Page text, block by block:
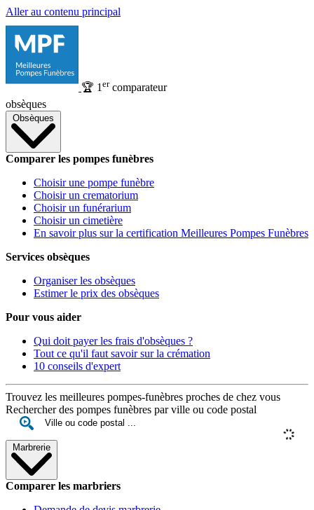
Aller au contenu principal
🏆 1 ercomparateur
obsèques
Obsèques
Comparer les pompes funèbres
Choisir une pompe funèbre
Choisir un crematorium
Choisir un funérarium
Choisir un cimetière
En savoir plus sur la certification Meilleures Pompes Funèbres
Services obsèques
Organiser les obsèques
Estimer le prix des obsèques
Pour vous aider
Qui doit payer les frais d'obsèques ?
Tout ce qu'il faut savoir sur la crémation
10 conseils d'expert
Trouvez les meilleures pompes-funèbres proches de chez vous
Rechercher des pompes funèbres par ville ou code postal
Marbrerie
Comparer les marbriers